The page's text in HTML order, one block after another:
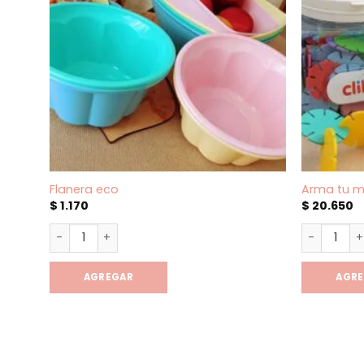
Flanera eco
$ 1.170
Flanera eco cantidad
AGREGAR
Arma tu
$ 20.650
Arma tu